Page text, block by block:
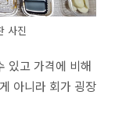
사진
있고 가격에 비해
아니라 회가 굉장